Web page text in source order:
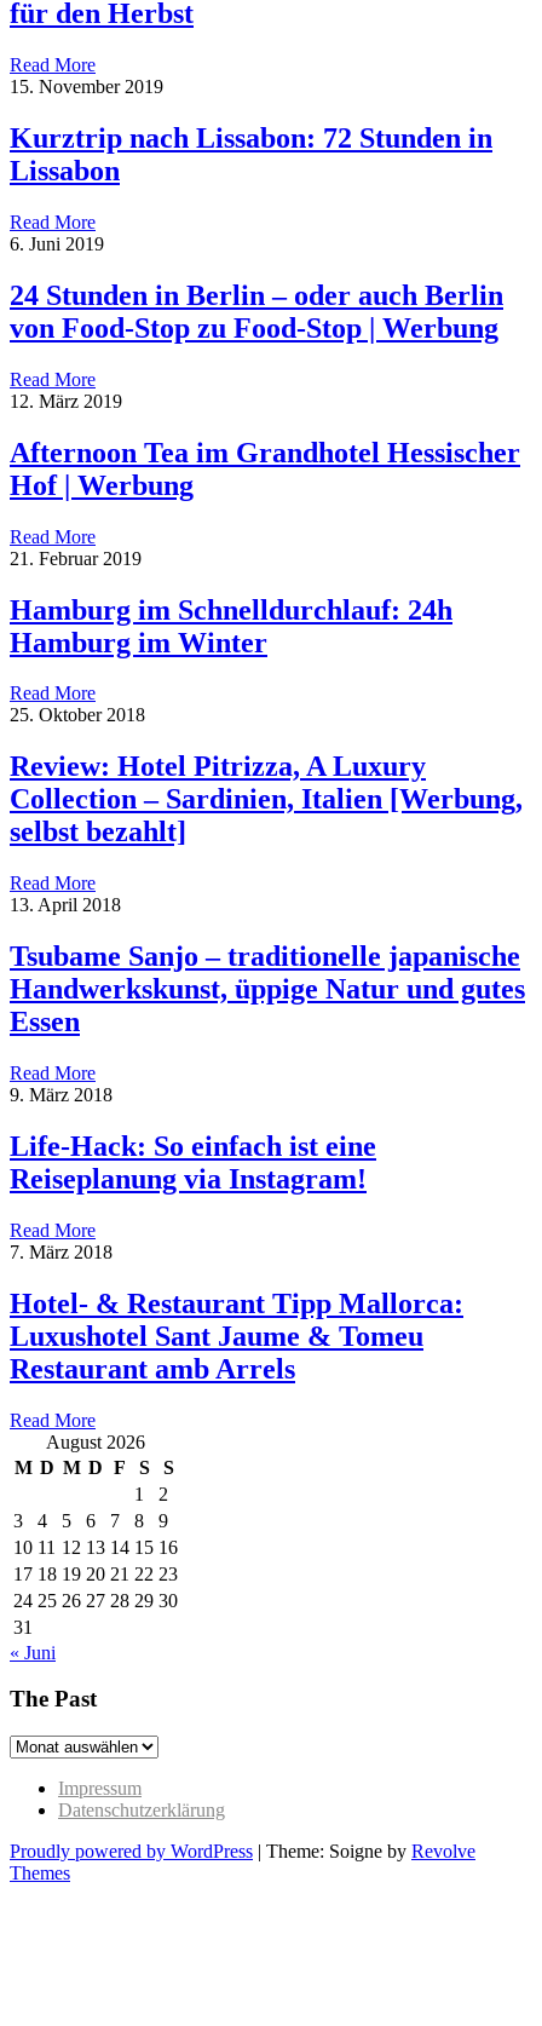
für den Herbst
Read More
15. November 2019
Kurztrip nach Lissabon: 72 Stunden in
Lissabon
Read More
6. Juni 2019
24 Stunden in Berlin – oder auch Berlin
von Food-Stop zu Food-Stop | Werbung
Read More
12. März 2019
Afternoon Tea im Grandhotel Hessischer
Hof | Werbung
Read More
21. Februar 2019
Hamburg im Schnelldurchlauf: 24h
Hamburg im Winter
Read More
25. Oktober 2018
Review: Hotel Pitrizza, A Luxury
Collection – Sardinien, Italien [Werbung,
selbst bezahlt]
Read More
13. April 2018
Tsubame Sanjo – traditionelle japanische
Handwerkskunst, üppige Natur und gutes
Essen
Read More
9. März 2018
Life-Hack: So einfach ist eine
Reiseplanung via Instagram!
Read More
7. März 2018
Hotel- & Restaurant Tipp Mallorca:
Luxushotel Sant Jaume & Tomeu
Restaurant amb Arrels
Read More
August 2026
M D M D F S
S
1
2
3
4 5 6 7 8
9
10 11 12 13 14 15 16
17 18 19 20 21 22 23
24 25 26 27 28 29 30
31
« Juni
The Past
The
Impressum
Datenschutzerklärung
Proudly powered by WordPress | Theme: Soigne by Revolve
Themes